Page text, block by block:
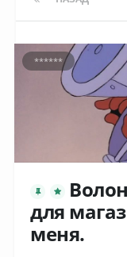
******
для
меня.